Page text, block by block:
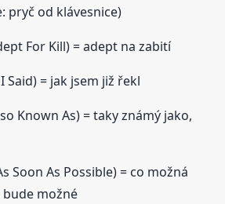
pryč od klávesnice)
For Kill) = adept na zabití
Said) = jak jsem již řekl
Known As) = taky známý jako,
Soon As Possible) = co možná
možné